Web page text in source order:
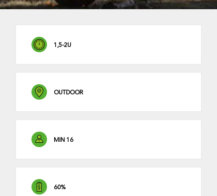
1,5-2U
OUTDOOR
MIN 16
60%